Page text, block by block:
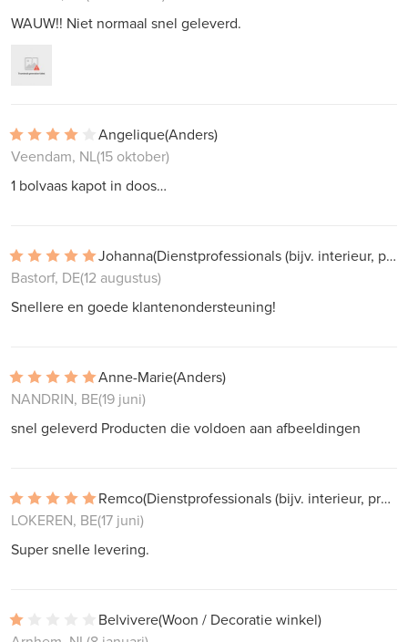
WAUW!! Niet normaal snel geleverd.
Angelique(Anders)
Veendam, NL(15 oktober)
1 bolvaas kapot in doos…
Johanna
(Dienstprofessionals (bijv. interieur, projectwerk))
Bastorf, DE(12 augustus)
Snellere en goede klantenondersteuning!
Anne-Marie(Anders)
NANDRIN, BE(19 juni)
snel geleverd Producten die voldoen aan afbeeldingen
Remco
(Dienstprofessionals (bijv. interieur, projectwerk))
LOKEREN, BE(17 juni)
Super snelle levering.
Belvivere(Woon / Decoratie winkel)